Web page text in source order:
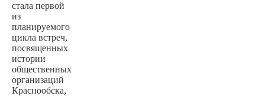
стала первой
из
планируемого
цикла встреч,
посвященных
истории
общественных
организаций
Краснообска,